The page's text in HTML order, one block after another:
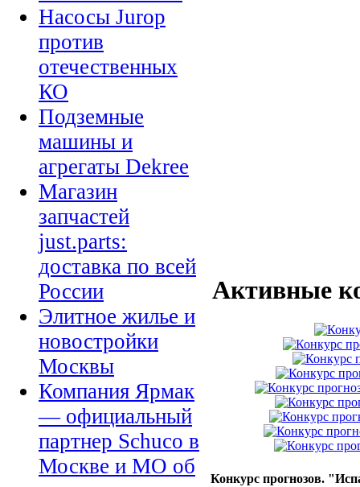
Насосы Jurop
против
отечественных
КО
Подземные
машины и
агрегаты Dekree
Магазин
запчастей
just.parts:
доставка по всей
России
Элитное жилье и
новостройки
Москвы
Компания Ярмак
— официальный
партнер Schuco в
Москве и МО об
Активные
Конкурс прогнозов.